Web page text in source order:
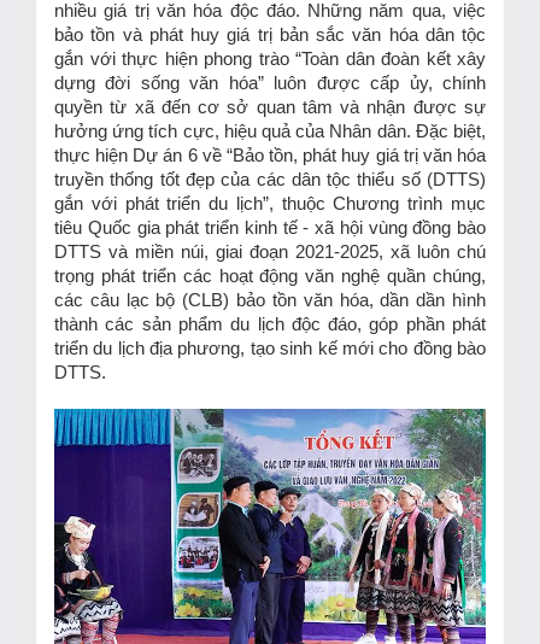
nhiều giá trị văn hóa độc đáo. Những năm qua, việc
bảo tồn và phát huy giá trị bản sắc văn hóa dân tộc
gắn với thực hiện phong trào “Toàn dân đoàn kết xây
dựng đời sống văn hóa” luôn được cấp ủy, chính
quyền từ xã đến cơ sở quan tâm và nhận được sự
hưởng ứng tích cực, hiệu quả của Nhân dân. Đặc biệt,
thực hiện Dự án 6 về “Bảo tồn, phát huy giá trị văn hóa
truyền thống tốt đẹp của các dân tộc thiểu số (DTTS)
gắn với phát triển du lịch”, thuộc Chương trình mục
tiêu Quốc gia phát triển kinh tế - xã hội vùng đồng bào
DTTS và miền núi, giai đoạn 2021-2025, xã luôn chú
trọng phát triển các hoạt động văn nghệ quần chúng,
các câu lạc bộ (CLB) bảo tồn văn hóa, dần dần hình
thành các sản phẩm du lịch độc đáo, góp phần phát
triển du lịch địa phương, tạo sinh kế mới cho đồng bào
DTTS.